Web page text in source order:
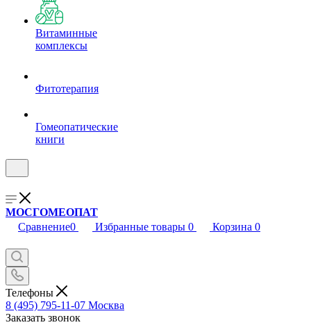
Витаминные
комплексы
Фитотерапия
Гомеопатические
книги
МОСГОМЕОПАТ
Сравнение0 Избранные товары 0 Корзина 0
Телефоны
8 (495) 795-11-07 Москва
Заказать звонок